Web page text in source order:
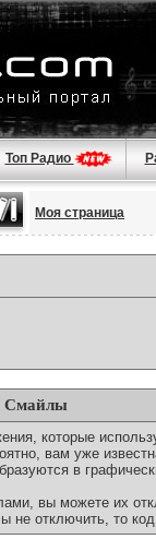
Топ Радио
Моя страница
Смайлы
которые
вам уже
в
вы можете их
не отключить, то код